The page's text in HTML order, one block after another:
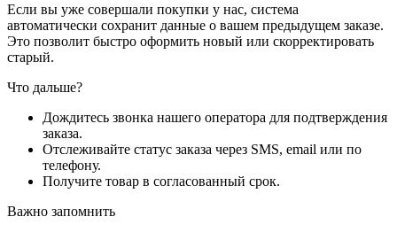
Если вы уже совершали покупки у нас, система
автоматически сохранит данные о вашем предыдущем заказе.
Это позволит быстро оформить новый или скорректировать
старый.
Что дальше?
Дождитесь звонка нашего оператора для подтверждения
заказа.
Отслеживайте статус заказа через SMS, email или по
телефону.
Получите товар в согласованный срок.
Важно запомнить